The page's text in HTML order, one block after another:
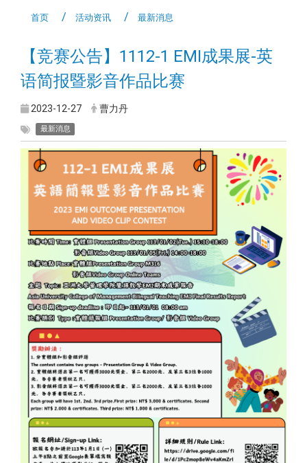
首页 活动资讯 最新消息
【竞赛公告】1112-1 EMI成果展-英
语简报暨影音作品比赛
2023-12-27 曹力丹
最新消息